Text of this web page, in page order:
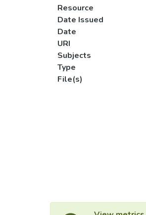
Resource
Date Issued
Date
URI
Subjects
Type
File(s)